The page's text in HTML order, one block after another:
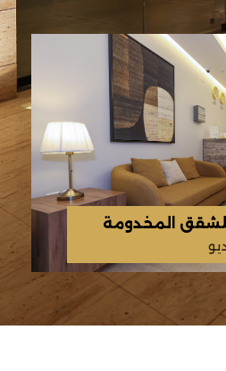
المخدومة